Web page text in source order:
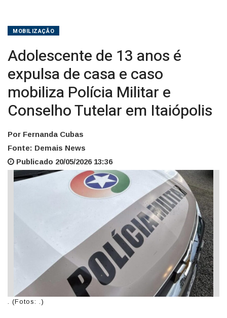
MOBILIZAÇÃO
Adolescente de 13 anos é
expulsa de casa e caso
mobiliza Polícia Militar e
Conselho Tutelar em Itaiópolis
Por Fernanda Cubas
Fonte: Demais News
Publicado 20/05/2026 13:36
. (Fotos: .)